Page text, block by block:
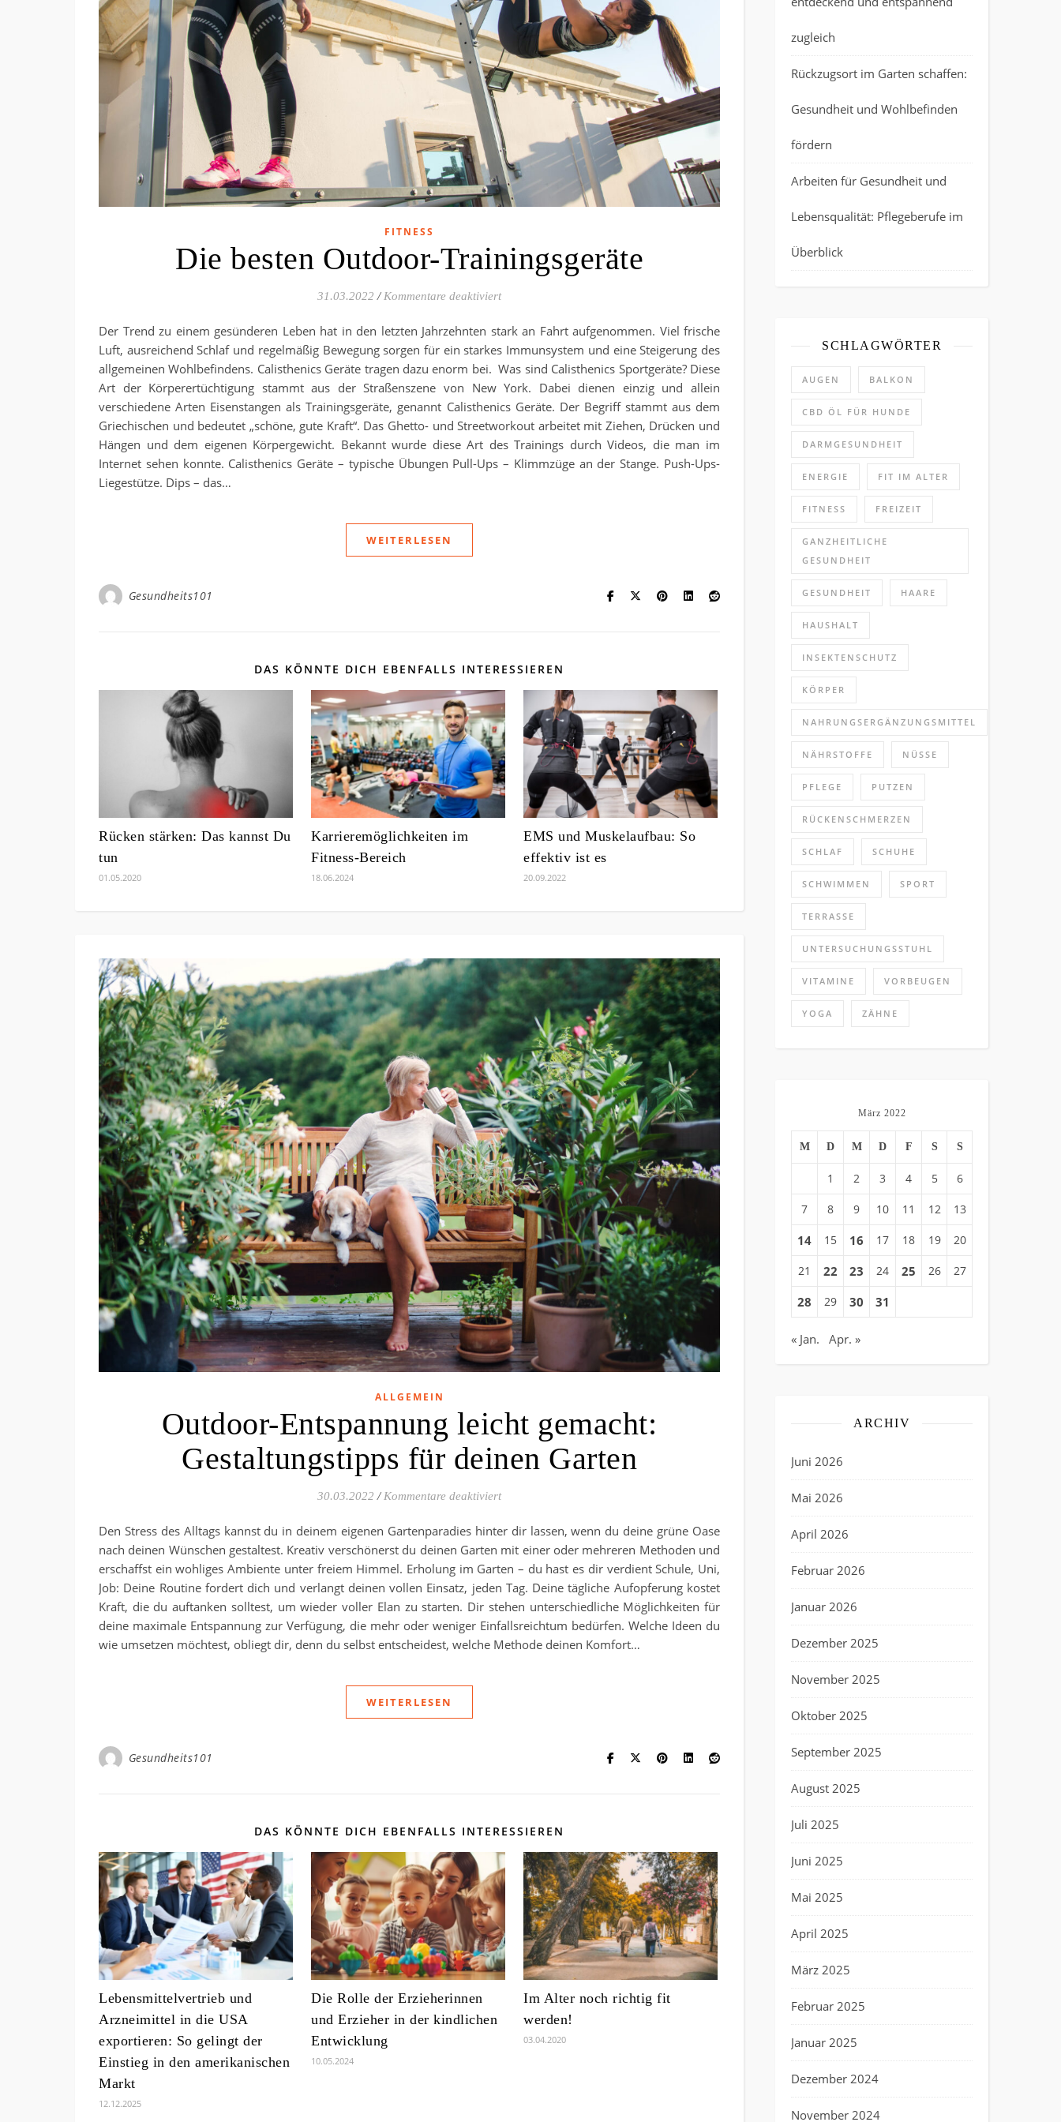
FITNESS
Die besten Outdoor-Trainingsgeräte
31.03.2022 / Kommentare deaktiviertfür Die besten Outdoor-Trainingsgeräte
Der Trend zu einem gesünderen Leben hat in den letzten Jahrzehnten stark an Fahrt aufgenommen. Viel frische
Luft, ausreichend Schlaf und regelmäßig Bewegung sorgen für ein starkes Immunsystem und eine Steigerung des
allgemeinen Wohlbefindens. Calisthenics Geräte tragen dazu enorm bei. Was sind Calisthenics Sportgeräte? Diese
Art der Körperertüchtigung stammt aus der Straßenszene von New York. Dabei dienen einzig und allein
verschiedene Arten Eisenstangen als Trainingsgeräte, genannt Calisthenics Geräte. Der Begriff stammt aus dem
Griechischen und bedeutet „schöne, gute Kraft“. Das Ghetto- und Streetworkout arbeitet mit Ziehen, Drücken und
Hängen und dem eigenen Körpergewicht. Bekannt wurde diese Art des Trainings durch Videos, die man im
Internet sehen konnte. Calisthenics Geräte – typische Übungen Pull-Ups – Klimmzüge an der Stange. Push-Ups-
Liegestütze. Dips – das…
WEITERLESEN
Gesundheits101
DAS KÖNNTE DICH EBENFALLS INTERESSIEREN
Rücken stärken: Das kannst Du
tun
01.05.2020
Karrieremöglichkeiten im
Fitness-Bereich
18.06.2024
EMS und Muskelaufbau: So
effektiv ist es
20.09.2022
ALLGEMEIN
Outdoor-Entspannung leicht gemacht:
Gestaltungstipps für deinen Garten
30.03.2022 / Kommentare deaktiviertfür Outdoor-Entspannung leicht gemacht: Gestaltungstipps für deinen Garten
Den Stress des Alltags kannst du in deinem eigenen Gartenparadies hinter dir lassen, wenn du deine grüne Oase
nach deinen Wünschen gestaltest. Kreativ verschönerst du deinen Garten mit einer oder mehreren Methoden und
erschaffst ein wohliges Ambiente unter freiem Himmel. Erholung im Garten – du hast es dir verdient Schule, Uni,
Job: Deine Routine fordert dich und verlangt deinen vollen Einsatz, jeden Tag. Deine tägliche Aufopferung kostet
Kraft, die du auftanken solltest, um wieder voller Elan zu starten. Dir stehen unterschiedliche Möglichkeiten für
deine maximale Entspannung zur Verfügung, die mehr oder weniger Einfallsreichtum bedürfen. Welche Ideen du
wie umsetzen möchtest, obliegt dir, denn du selbst entscheidest, welche Methode deinen Komfort…
WEITERLESEN
Gesundheits101
DAS KÖNNTE DICH EBENFALLS INTERESSIEREN
Lebensmittelvertrieb und
Arzneimittel in die USA
exportieren: So gelingt der
Einstieg in den amerikanischen
Markt
12.12.2025
Die Rolle der Erzieherinnen
und Erzieher in der kindlichen
Entwicklung
10.05.2024
Im Alter noch richtig fit
werden!
03.04.2020
zugleich
Rückzugsort im Garten schaffen:
Gesundheit und Wohlbefinden
fördern
Arbeiten für Gesundheit und
Lebensqualität: Pflegeberufe im
Überblick
SCHLAGWÖRTER
AUGEN BALKON
CBD ÖL FÜR HUNDE
DARMGESUNDHEIT
ENERGIE FIT IM ALTER
FITNESS FREIZEIT
GANZHEITLICHE
GESUNDHEIT
GESUNDHEIT HAARE
HAUSHALT
INSEKTENSCHUTZ
KÖRPER
NAHRUNGSERGÄNZUNGSMITTEL
NÄHRSTOFFE NÜSSE
PFLEGE PUTZEN
RÜCKENSCHMERZEN
SCHLAF SCHUHE
SCHWIMMEN SPORT
TERRASSE
UNTERSUCHUNGSSTUHL
VITAMINE VORBEUGEN
YOGA ZÄHNE
März 2022
M D M D F S S
1 2 3 4 5 6
7 8 9 10 11 12 13
14 15 16 17 18 19 20
21 22 23 24 25 26 27
28 29 30 31
« Jan. Apr. »
ARCHIV
Juni 2026
Mai 2026
April 2026
Februar 2026
Januar 2026
Dezember 2025
November 2025
Oktober 2025
September 2025
August 2025
Juli 2025
Juni 2025
Mai 2025
April 2025
März 2025
Februar 2025
Januar 2025
Dezember 2024
November 2024